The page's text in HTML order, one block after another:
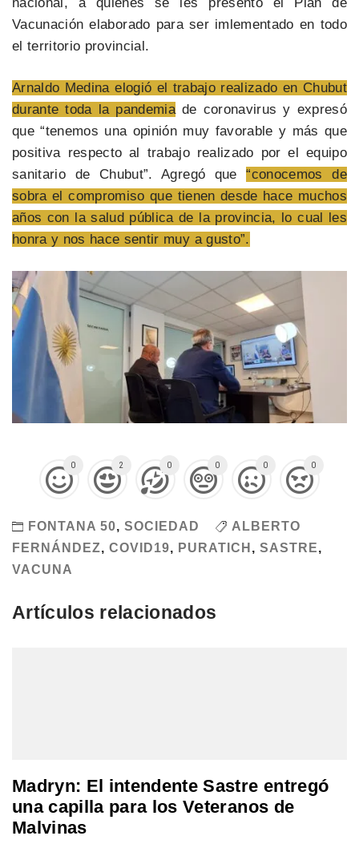
Vacunación elaborado para ser imlementado en todo
el territorio provincial.
Arnaldo Medina elogió el trabajo realizado en Chubut
durante toda la pandemiade coronavirus y expresó
que “tenemos una opinión muy favorable y más que
positiva respecto al trabajo realizado por el equipo
sanitario de Chubut”. Agregó que“conocemos de
sobra el compromiso que tienen desde hace muchos
años con la salud pública de la provincia, lo cual les
honra y nos hace sentir muy a gusto”.
0 2 0 0 0 0
FONTANA 50, SOCIEDAD
ALBERTO
FERNÁNDEZ, COVID19, PURATICH , SASTRE,
VACUNA
Artículos relacionados
Madryn: El intendente Sastre entregó
una capilla para los Veteranos de
Malvinas